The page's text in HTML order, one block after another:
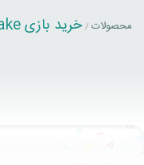
محصولات / خرید بازی Black Wake